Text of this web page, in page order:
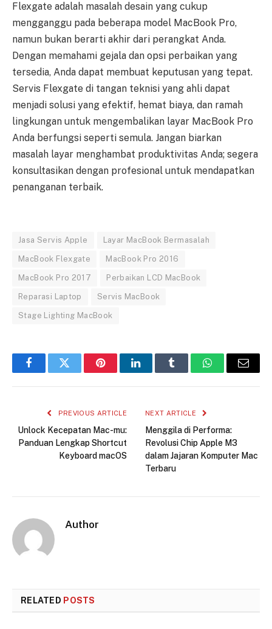
Flexgate adalah masalah desain yang cukup
mengganggu pada beberapa model MacBook Pro,
namun bukan berarti akhir dari perangkat Anda.
Dengan memahami gejala dan opsi perbaikan yang
tersedia, Anda dapat membuat keputusan yang tepat.
Servis Flexgate di tangan teknisi yang ahli dapat
menjadi solusi yang efektif, hemat biaya, dan ramah
lingkungan untuk mengembalikan layar MacBook Pro
Anda berfungsi seperti semula. Jangan biarkan
masalah layar menghambat produktivitas Anda; segera
konsultasikan dengan profesional untuk mendapatkan
penanganan terbaik.
Jasa Servis Apple Layar MacBook Bermasalah
MacBook Flexgate MacBook Pro 2016
MacBook Pro 2017 Perbaikan LCD MacBook
Reparasi Laptop Servis MacBook
Stage Lighting MacBook
FacebookTwitter PinterestLinkedInTumblr WhatsAppEmail
PREVIOUS ARTICLE
Unlock Kecepatan Mac-mu:
Panduan Lengkap Shortcut
Keyboard macOS
NEXT ARTICLE
Menggila di Performa:
Revolusi Chip Apple M3
dalam Jajaran Komputer Mac
Terbaru
Author
RELATED POSTS